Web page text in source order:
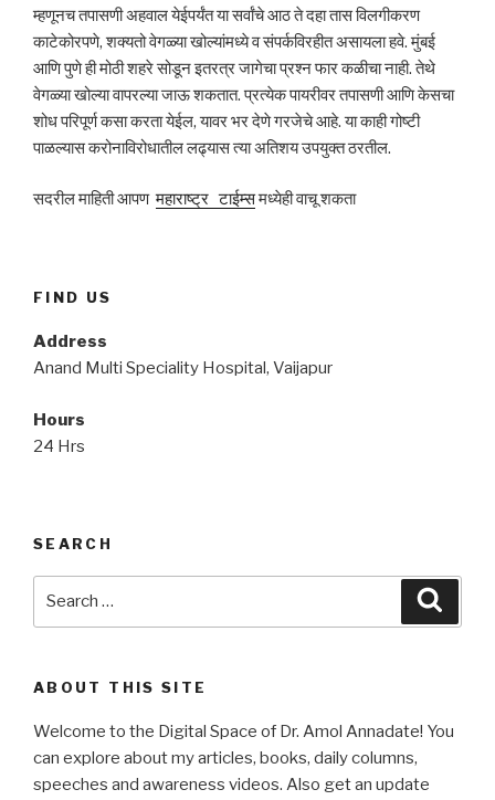
म्हणूनच तपासणी अहवाल येईपर्यंत या सर्वांचे आठ ते दहा तास विलगीकरण
काटेकोरपणे, शक्यतो वेगळ्या खोल्यांमध्ये व संपर्कविरहीत असायला हवे. मुंबई
आणि पुणे ही मोठी शहरे सोडून इतरत्र जागेचा प्रश्न फार कळीचा नाही. तेथे
वेगळ्या खोल्या वापरल्या जाऊ शकतात. प्रत्येक पायरीवर तपासणी आणि केसचा
शोध परिपूर्ण कसा करता येईल, यावर भर देणे गरजेचे आहे. या काही गोष्टी
पाळल्यास करोनाविरोधातील लढ्यास त्या अतिशय उपयुक्त ठरतील.
सदरील माहिती आपणमहाराष्ट्रटाईम्समध्येही वाचू शकता
FIND US
Address
Anand Multi Speciality Hospital, Vaijapur
Hours
24 Hrs
SEARCH
ABOUT THIS SITE
Welcome to the Digital Space of Dr. Amol Annadate! You
can explore about my articles, books, daily columns,
speeches and awareness videos. Also get an update